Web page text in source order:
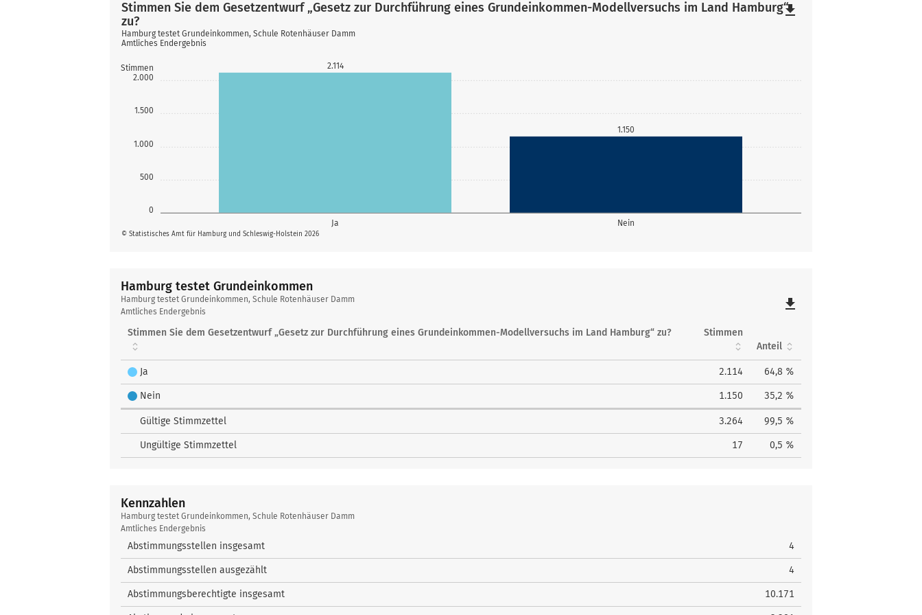
0
500
1.000
1.500
2.000
Stimmen
Ja Nein
2.114
1.150
© Statistisches Amt für Hamburg und Schleswig-Holstein 2026
Stimmen Sie dem Gesetzentwurf „Gesetz zur Durchführung eines Grundeinkommen-Modellversuchs im Land Hamburg“
zu?
Hamburg testet Grundeinkommen, Schule Rotenhäuser Damm
Amtliches Endergebnis
file_download
Hamburg testet Grundeinkommen
Hamburg
testet
Grundeinkommen
Hamburg testet Grundeinkommen, Schule Rotenhäuser Damm
Amtliches Endergebnis
file_download
Stimmen Sie dem Gesetzentwurf „Gesetz zur Durchführung eines Grundeinkommen-Modellversuchs im Land Hamburg“ zu?
Stimmen
Anteil
Ja 2.114 64,8 %
Nein 1.150 35,2 %
Gültige Stimmzettel 3.264 99,5 %
Ungültige Stimmzettel 17 0,5 %
Kennzahlen
Kennzahlen
Hamburg testet Grundeinkommen, Schule Rotenhäuser Damm
Amtliches Endergebnis
Abstimmungsstellen insgesamt 4
Abstimmungsstellen ausgezählt 4
Abstimmungsberechtigte insgesamt 10.171